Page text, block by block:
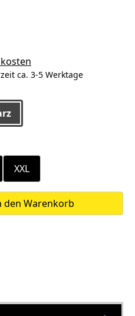
ca. 3-5 Werktage
XXL
den Warenkorb